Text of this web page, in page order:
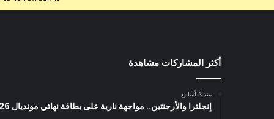
أكثر المشاركات مشاهدة
منذ 3 أسابيع
إنجلترا والأرجنتين.. مواجهة نارية على بطاقة نهائي مونديال 2026